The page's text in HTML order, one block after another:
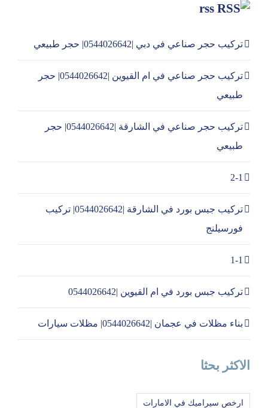
rss
تركيب حجر صناعي في دبي |0544026642| حجر طبيعي
تركيب حجر صناعي في ام القيوين |0544026642| حجر
طبيعي
تركيب حجر صناعي في الشارقة |0544026642| حجر
طبيعي
2-1
تركيب جبس بورد في الشارقة |0544026642| تركيب
فورسيلنج
1-1
تركيب جبس بورد في ام القيوين |0544026642
بناء مظلات في عجمان |0544026642| مظلات سيارات
الاكثر بحثا
ارخص سيراميك في الامارات